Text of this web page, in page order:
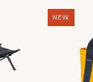
NEW